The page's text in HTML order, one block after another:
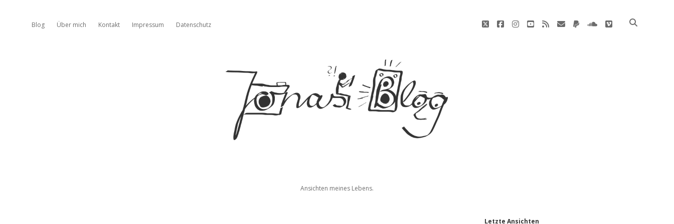
Blog Über mich Kontakt Impressum Datenschutz twitterfacebookinstagram
youtube
rss E-
paypalsoundcloud
vimeo
Jonas'
Ansichten meines Lebens.
Letzte Ansichten